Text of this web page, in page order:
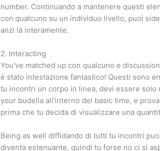
number. Continuando a mantenere questi
con qualcuno su un individuo livello, puoi
anzi là interamente.
2. Interacting
You’ve matched up con qualcuno e
è stato intestazione fantastico! Questi sono
tu incontri un corpo in linea, devi essere solo
your budella all’interno del basic time, e
prima che tu decida di visualizzare una
Being as well diffidando di tutti tu incontri
diventa estenuante, quindi tu forse no ci si